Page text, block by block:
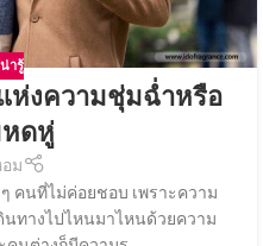
ารู้
ห่งความชุ่มฉ่ำหรือ
ดหู่
ม
คนที่ไม่ค่อยชอบ เพราะความ
นทางไปไหนมาไหนด้วยความ